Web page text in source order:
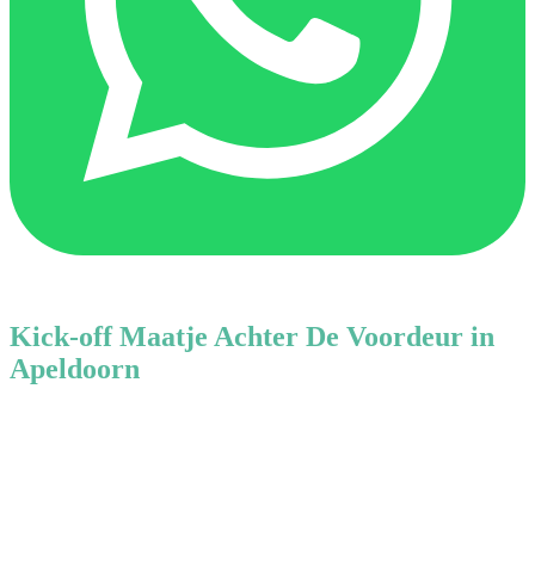
Kick-off Maatje Achter De Voordeur in
Apeldoorn